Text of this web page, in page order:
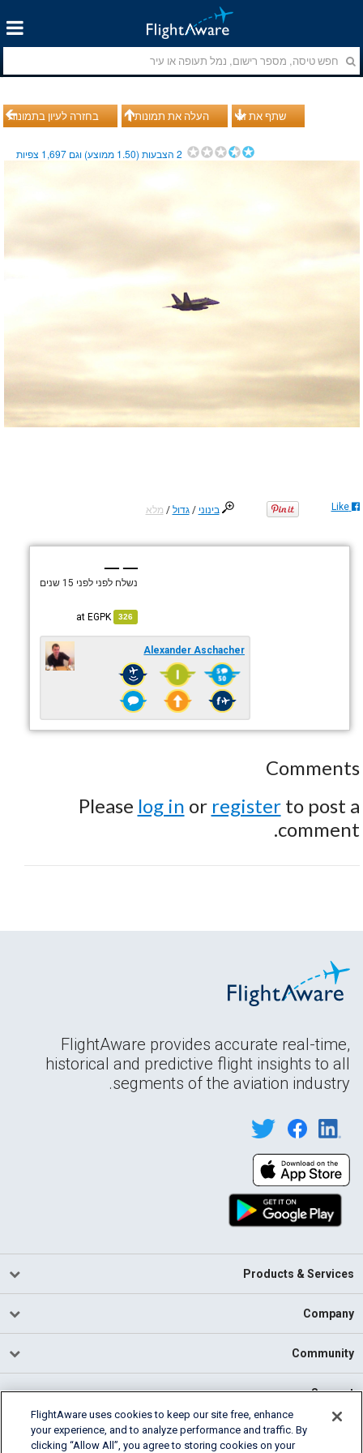
בחזרה לעיון בתמונות העלה את תמונותיך שתף את זה
2הצבעות (1.50 ממוצע) וגם 1,697 צפיות
בינוני /גדול / מלא Like
— —
נשלח לפני לפני 15 שנים
326
EGPK
Alexander Aschacher
Comments
Please log in or registerto post a
comment.
FlightAware provides accurate real-time,
historical and predictive flight insights to all
segments of the aviation industry.
Products & Services
Company
Community
Support
FlightAware uses cookies to keep our site free, enhance
your experience, and to analyze performance and traffic. By
clicking “Allow All”, you agree to storing cookies on your